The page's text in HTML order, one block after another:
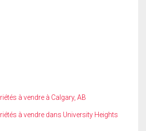
à vendre à Calgary, AB
à vendre dans University Heights